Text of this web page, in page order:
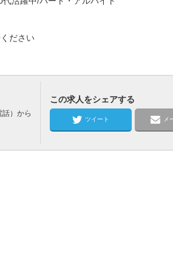
ださい
）から
この求人をシェアする
ツイート メ